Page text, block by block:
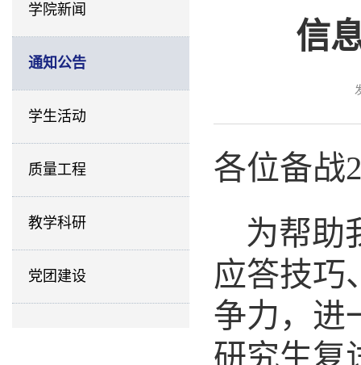
学院新闻
通知公告
学生活动
质量工程
教学科研
党团建设
信
各位备战
为帮助
应答技巧
争力，进
研究生复